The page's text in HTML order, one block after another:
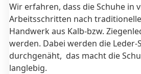
Wir erfahren, dass die Schuhe in
Arbeitsschritten nach
Handwerk aus Kalb-bzw.
werden. Dabei werden die Leder-
durchgenäht, das macht die
langlebig.